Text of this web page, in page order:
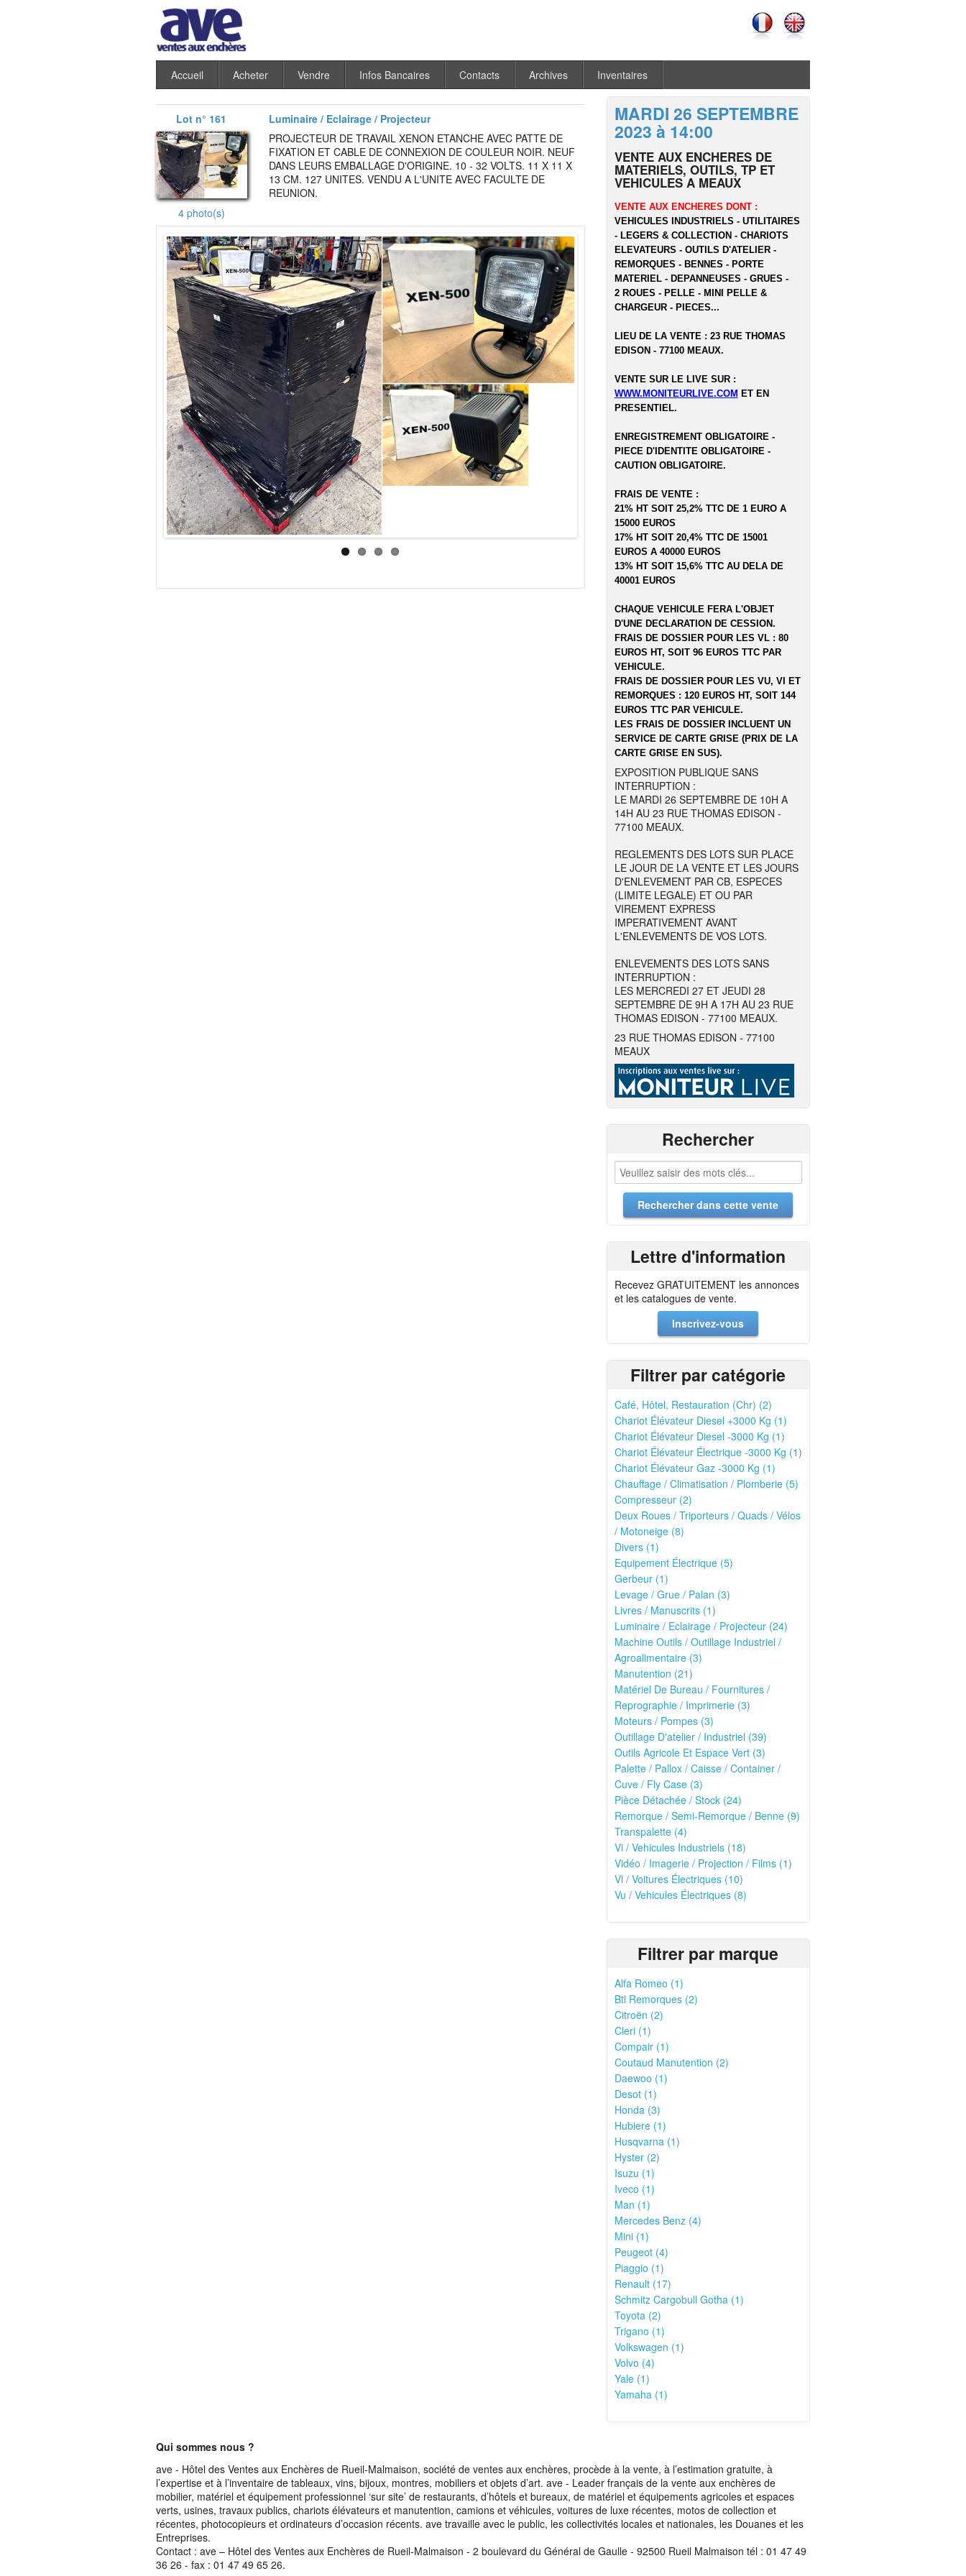
Accueil Acheter Vendre Infos Bancaires Contacts Archives Inventaires
Lot n° 161 Luminaire / Eclairage / Projecteur
4 photo(s)
PROJECTEUR DE TRAVAIL XENON ETANCHE AVEC PATTE DE
FIXATION ET CABLE DE CONNEXION DE COULEUR NOIR. NEUF
DANS LEURS EMBALLAGE D'ORIGINE. 10 - 32 VOLTS. 11 X 11 X
13 CM. 127 UNITES. VENDU A L'UNITE AVEC FACULTE DE
REUNION.
MARDI 26 SEPTEMBRE
2023 à 14:00
VENTE AUX ENCHERES DE
MATERIELS, OUTILS, TP ET
VEHICULES A MEAUX
VENTE AUX ENCHERES DONT :
VEHICULES INDUSTRIELS - UTILITAIRES
- LEGERS & COLLECTION - CHARIOTS
ELEVATEURS - OUTILS D'ATELIER -
REMORQUES - BENNES - PORTE
MATERIEL - DEPANNEUSES - GRUES -
2 ROUES - PELLE - MINI PELLE &
CHARGEUR - PIECES...
LIEU DE LA VENTE : 23 RUE THOMAS
EDISON - 77100 MEAUX.
VENTE SUR LE LIVE SUR :
WWW.MONITEURLIVE.COM ET EN
PRESENTIEL.
ENREGISTREMENT OBLIGATOIRE -
PIECE D'IDENTITE OBLIGATOIRE -
CAUTION OBLIGATOIRE.
FRAIS DE VENTE :
21% HT SOIT 25,2% TTC DE 1 EURO A
15000 EUROS
17% HT SOIT 20,4% TTC DE 15001
EUROS A 40000 EUROS
13% HT SOIT 15,6% TTC AU DELA DE
40001 EUROS
CHAQUE VEHICULE FERA L'OBJET
D'UNE DECLARATION DE CESSION.
FRAIS DE DOSSIER POUR LES VL : 80
EUROS HT, SOIT 96 EUROS TTC PAR
VEHICULE.
FRAIS DE DOSSIER POUR LES VU, VI ET
REMORQUES : 120 EUROS HT, SOIT 144
EUROS TTC PAR VEHICULE.
LES FRAIS DE DOSSIER INCLUENT UN
SERVICE DE CARTE GRISE (PRIX DE LA
CARTE GRISE EN SUS).
EXPOSITION PUBLIQUE SANS
INTERRUPTION :
LE MARDI 26 SEPTEMBRE DE 10H A
14H AU 23 RUE THOMAS EDISON -
77100 MEAUX.
REGLEMENTS DES LOTS SUR PLACE
LE JOUR DE LA VENTE ET LES JOURS
D'ENLEVEMENT PAR CB, ESPECES
(LIMITE LEGALE) ET OU PAR
VIREMENT EXPRESS
IMPERATIVEMENT AVANT
L'ENLEVEMENTS DE VOS LOTS.
ENLEVEMENTS DES LOTS SANS
INTERRUPTION :
LES MERCREDI 27 ET JEUDI 28
SEPTEMBRE DE 9H A 17H AU 23 RUE
THOMAS EDISON - 77100 MEAUX.
23 RUE THOMAS EDISON - 77100
MEAUX
Rechercher
Lettre d'information
Recevez GRATUITEMENT les annonces
et les catalogues de vente.
Inscrivez-vous
Filtrer par catégorie
Café, Hôtel, Restauration (Chr) (2)
Chariot Élévateur Diesel +3000 Kg (1)
Chariot Élévateur Diesel -3000 Kg (1)
Chariot Élévateur Électrique -3000 Kg (1)
Chariot Élévateur Gaz -3000 Kg (1)
Chauffage / Climatisation / Plomberie (5)
Compresseur (2)
Deux Roues / Triporteurs / Quads / Vélos
/ Motoneige (8)
Divers (1)
Equipement Électrique (5)
Gerbeur (1)
Levage / Grue / Palan (3)
Livres / Manuscrits (1)
Luminaire / Eclairage / Projecteur (24)
Machine Outils / Outillage Industriel /
Agroalimentaire (3)
Manutention (21)
Matériel De Bureau / Fournitures /
Reprographie / Imprimerie (3)
Moteurs / Pompes (3)
Outillage D'atelier / Industriel (39)
Outils Agricole Et Espace Vert (3)
Palette / Pallox / Caisse / Container /
Cuve / Fly Case (3)
Pièce Détachée / Stock (24)
Remorque / Semi-Remorque / Benne (9)
Transpalette (4)
Vi / Vehicules Industriels (18)
Vidéo / Imagerie / Projection / Films (1)
Vl / Voitures Électriques (10)
Vu / Vehicules Électriques (8)
Filtrer par marque
Alfa Romeo (1)
Btl Remorques (2)
Citroën (2)
Cleri (1)
Compair (1)
Coutaud Manutention (2)
Daewoo (1)
Desot (1)
Honda (3)
Hubiere (1)
Husqvarna (1)
Hyster (2)
Isuzu (1)
Iveco (1)
Man (1)
Mercedes Benz (4)
Mini (1)
Peugeot (4)
Piaggio (1)
Renault (17)
Schmitz Cargobull Gotha (1)
Toyota (2)
Trigano (1)
Volkswagen (1)
Volvo (4)
Yale (1)
Yamaha (1)
Qui sommes nous ?
ave - Hôtel des Ventes aux Enchères de Rueil-Malmaison, société de ventes aux enchères, procède à la vente, à l’estimation gratuite, à
l’expertise et à l’inventaire de tableaux, vins, bijoux, montres, mobiliers et objets d’art. ave - Leader français de la vente aux enchères de
mobilier, matériel et équipement professionnel ‘sur site’ de restaurants, d’hôtels et bureaux, de matériel et équipements agricoles et espaces
verts, usines, travaux publics, chariots élévateurs et manutention, camions et véhicules, voitures de luxe récentes, motos de collection et
récentes, photocopieurs et ordinateurs d’occasion récents. ave travaille avec le public, les collectivités locales et nationales, les Douanes et les
Entreprises.
Contact : ave – Hôtel des Ventes aux Enchères de Rueil-Malmaison - 2 boulevard du Général de Gaulle - 92500 Rueil Malmaison tél : 01 47 49
36 26 - fax : 01 47 49 65 26.